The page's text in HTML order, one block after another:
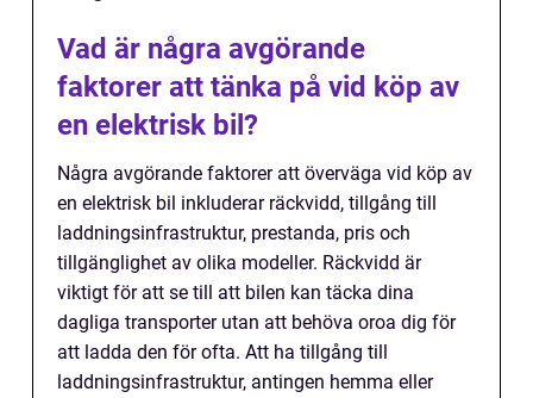
Vad är några avgörande
faktorer att tänka på vid köp av
en elektrisk bil?
Några avgörande faktorer att överväga vid köp av
en elektrisk bil inkluderar räckvidd, tillgång till
laddningsinfrastruktur, prestanda, pris och
tillgänglighet av olika modeller. Räckvidd är
viktigt för att se till att bilen kan täcka dina
dagliga transporter utan att behöva oroa dig för
att ladda den för ofta. Att ha tillgång till
laddningsinfrastruktur, antingen hemma eller